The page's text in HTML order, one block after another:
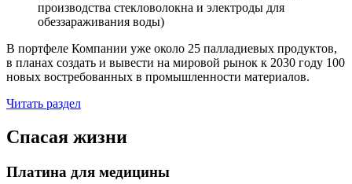
производства стекловолокна и электроды для
обеззараживания воды)
В портфеле Компании уже около 25 палладиевых продуктов,
в планах создать и вывести на мировой рынок к 2030 году 100
новых востребованных в промышленности материалов.
Читать раздел
Спасая жизни
Платина для медицины